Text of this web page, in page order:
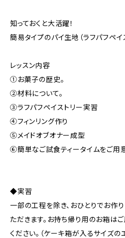
知っておくと大活躍！
簡易タイプのパイ生地（ラフパフペイ
レッスン内容
①お菓子の歴史。
②材料について。
③ラフパフペイストリー実習
④フィンリング作り
⑤メイドオブオナー成型
⑥簡単なご試食ティータイムをご用意
◆実習
一部の工程を除き、おひとりでお作
ただきます。お持ち帰り用のお箱は
ください。（ケーキ箱が入るサイズ